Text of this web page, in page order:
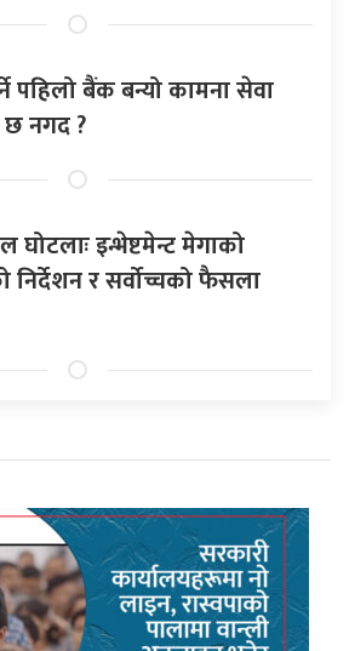
पहिलो बैंक बन्यो कामना सेवा
नगद ?
घोटलाः इन्भेष्टमेन्ट मेगाको
निर्देशन र सर्वोच्चको फैसला